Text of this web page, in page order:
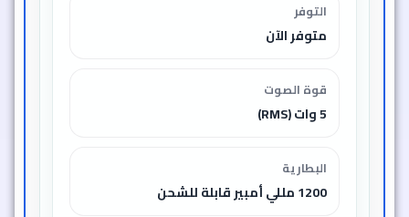
التوفر
متوفر الآن
قوة الصوت
5 وات (RMS)
البطارية
1200 مللي أمبير قابلة للشحن